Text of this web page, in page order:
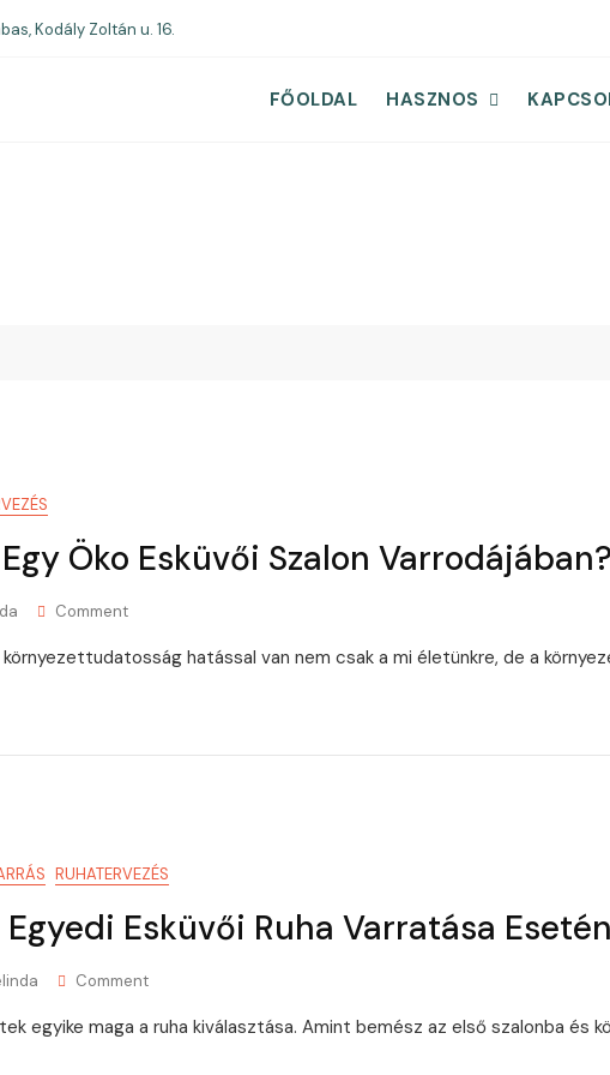
Kodály Zoltán u. 16.
FŐOLDAL HASZNOS
Öko Esküvői Szalon Varrodájában?
CommentOn
Történik
Szalon
hatással van nem csak a mi életünkre, de a
RUHATERVEZÉS
Esküvői Ruha Varratása
CommentOn
Figyelj
egyike maga a ruha kiválasztása. Amint bemész az első szalonba és